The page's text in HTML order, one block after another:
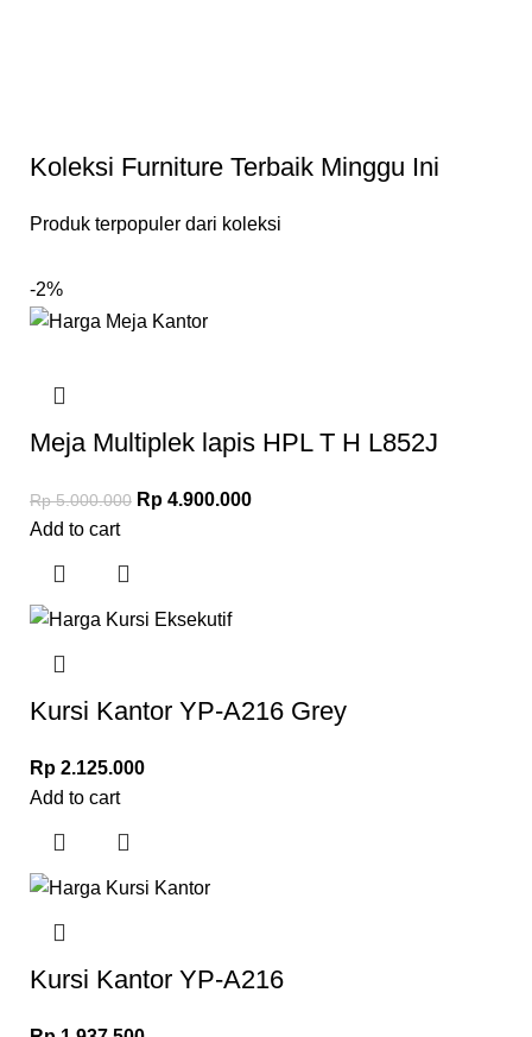
Koleksi Furniture Terbaik Minggu Ini
Produk terpopuler dari koleksi
-2%
Meja Multiplek lapis HPL T H L852J
Rp5.000.000 Rp 4.900.000
Add to cart
Kursi Kantor YP-A216 Grey
Rp 2.125.000
Add to cart
Kursi Kantor YP-A216